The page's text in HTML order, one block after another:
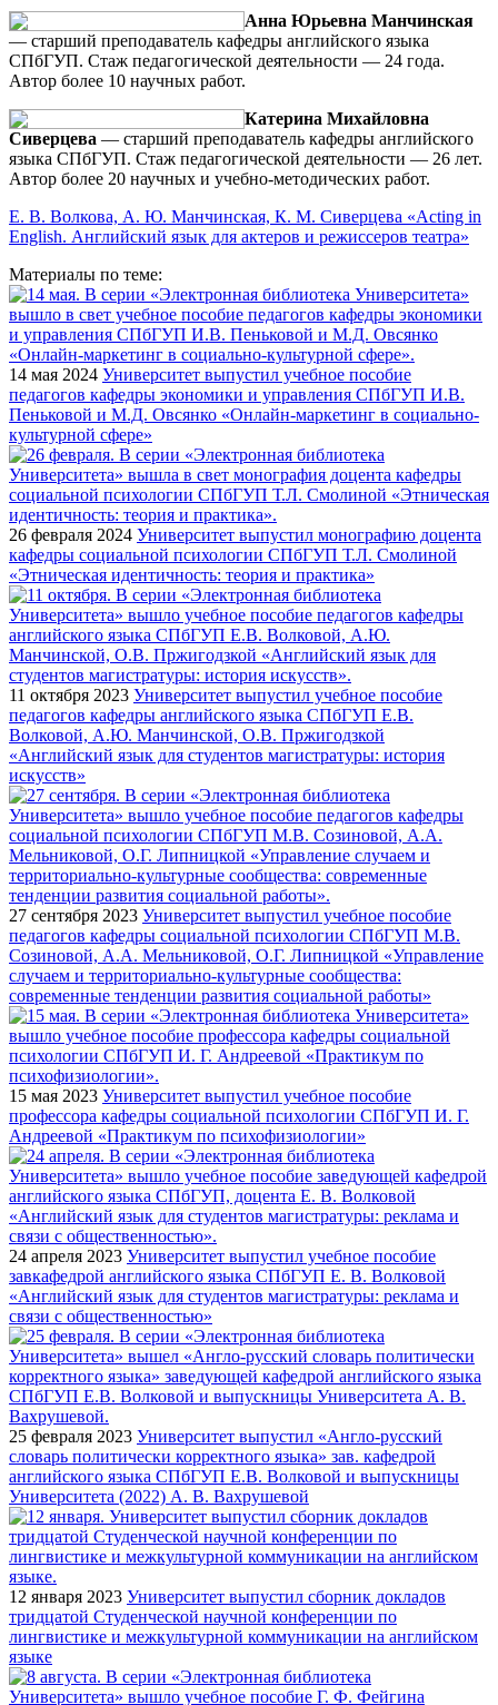
Анна Юрьевна Манчинская
— старший преподаватель кафедры английского языка
СПбГУП. Стаж педагогической деятельности — 24 года.
Автор более 10 научных работ.
Катерина Михайловна
Сиверцева — старший преподаватель кафедры английского
языка СПбГУП. Стаж педагогической деятельности — 26 лет.
Автор более 20 научных и учебно-методических работ.
Е. В. Волкова, А. Ю. Манчинская, К. М. Сиверцева «Acting in
English. Английский язык для актеров и режиссеров театра»
Материалы по теме:
14 мая 2024 Университет выпустил учебное пособие
педагогов кафедры экономики и управления СПбГУП И.В.
Пеньковой и М.Д. Овсянко «Онлайн-маркетинг в социально-
культурной сфере»
26 февраля 2024 Университет выпустил монографию доцента
кафедры социальной психологии СПбГУП Т.Л. Смолиной
«Этническая идентичность: теория и практика»
11 октября 2023 Университет выпустил учебное пособие
педагогов кафедры английского языка СПбГУП Е.В.
Волковой, А.Ю. Манчинской, О.В. Пржигодзкой
«Английский язык для студентов магистратуры: история
искусств»
27 сентября 2023 Университет выпустил учебное пособие
педагогов кафедры социальной психологии СПбГУП М.В.
Созиновой, А.А. Мельниковой, О.Г. Липницкой «Управление
случаем и территориально-культурные сообщества:
современные тенденции развития социальной работы»
15 мая 2023 Университет выпустил учебное пособие
профессора кафедры социальной психологии СПбГУП И. Г.
Андреевой «Практикум по психофизиологии»
24 апреля 2023 Университет выпустил учебное пособие
завкафедрой английского языка СПбГУП Е. В. Волковой
«Английский язык для студентов магистратуры: реклама и
связи с общественностью»
25 февраля 2023 Университет выпустил «Англо-русский
словарь политически корректного языка» зав. кафедрой
английского языка СПбГУП Е.В. Волковой и выпускницы
Университета (2022) А. В. Вахрушевой
12 января 2023 Университет выпустил сборник докладов
тридцатой Студенческой научной конференции по
лингвистике и межкультурной коммуникации на английском
языке